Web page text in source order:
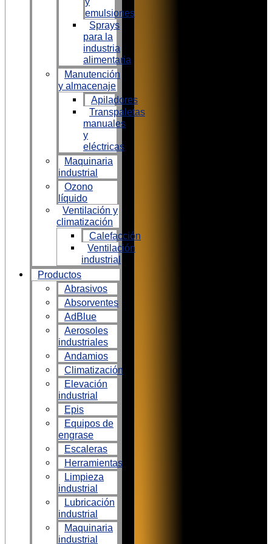
emulsiones
Sprays
para la
industria
alimentaria
Manutención
y almacenaje
Apiladores
Transpaletas
manuales
y
eléctricas
Maquinaria
industrial
Ozono
líquido
Ventilación y
climatización
Calefacción
Ventilación
industrial
Productos
Abrasivos
Absorventes
AdBlue
Aerosoles
industriales
Andamios
Climatización
Elevación
industrial
Epis
Equipos de
engrase
Escaleras
Herramientas
Limpieza
industrial
Lubricación
industrial
Maquinaria
industrial